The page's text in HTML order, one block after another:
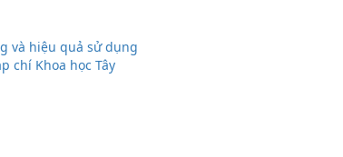
và hiệu quả sử dụng
chí Khoa học Tây